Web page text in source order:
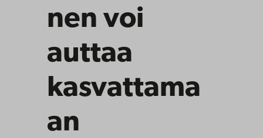
nen voi
auttaa
kasvattama
an